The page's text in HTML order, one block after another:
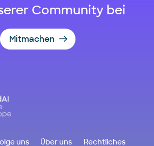
Community bei
Mitmachen
uns Über uns Rechtliches